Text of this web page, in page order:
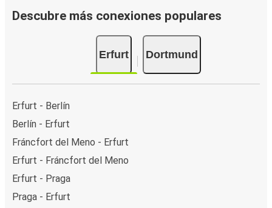
Descubre más conexiones populares
Erfurt Dortmund
Erfurt - Berlín
Berlín - Erfurt
Fráncfort del Meno - Erfurt
Erfurt - Fráncfort del Meno
Erfurt - Praga
Praga - Erfurt